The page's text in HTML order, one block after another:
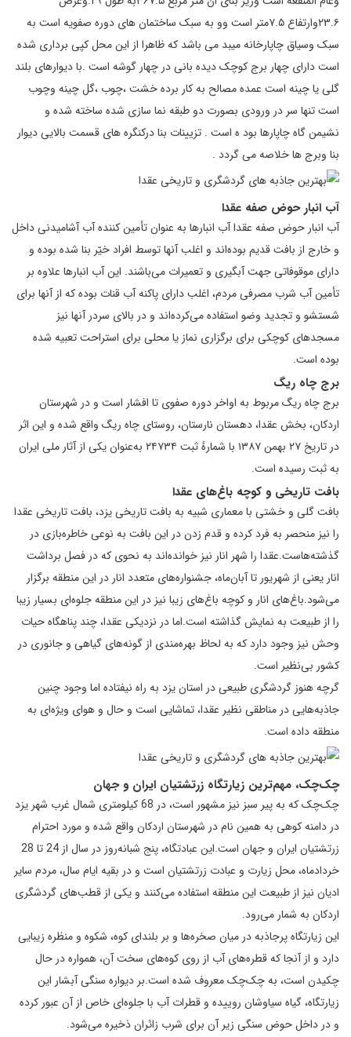
۲۳.۶وارتفاع ۷.۵متر است وو به سبک ساختمان های دوره صفویه است به
سبک وسیاق چاپارخانه میبد می باشد که ظاهرا از این محل کپی برداری شده
است دارای چهار برج کوچک دیده بانی در چهار گوشه است .با دیوارهای بلند
گلی یا چینه است عمده مصالح به کار برده خشت ،چوب ،گل چینه وچوب
است تنها سر در ورودی بصورت دو طبقه نما سازی شده ساخته شده و
نشیمن گاه چاپارها بود ه است . تزیینات بنا درکنگره های قسمت بالایی دیوار
بنا وبرج ها خلاصه می گردد .
آب انبار حوض صفه عقدا
آب انبار حوض صفه عقدا آب انبارها به عنوان تأمین کننده آب آشامیدنی داخل
و خارج از بافت قدیم بوده‌اند و اغلب آنها توسط افراد خیّر بنا شده بوده و
دارای موقوفاتی جهت آبگیری و تعمیرات می‌باشند. این آب انبارها علاوه بر
تأمین آب شرب مصرفی مردم، اغلب دارای پاکنه آب قنات بوده که از آنها برای
شستشو و تجدید وضو استفاده می‌کرده‌اند و در بالای سردر آنها نیز
مسجدهای کوچکی برای برگزاری نماز یا محلی برای استراحت تعبیه شده
بوده است.
برج چاه ریگ
برج چاه ریگ مربوط به اواخر دوره صفوی تا افشار است و در شهرستان
اردکان، بخش عقدا، دهستان نارستان، روستای چاه ریگ واقع شده و این اثر
در تاریخ ۲۷ بهمن ۱۳۸۷ با شمارهٔ ثبت ۲۴۷۳۴ به‌عنوان یکی از آثار ملی ایران
به ثبت رسیده است.
بافت تاریخی و کوچه باغ‌های عقدا
بافت گلی و خشتی با معماری شبیه به بافت تاریخی یزد، بافت تاریخی عقدا
را نیز منحصر به فرد کرده و قدم زدن در این بافت به نوعی خاطره‌بازی در
گذشته‌هاست.عقدا را شهر انار نیز خوانده‌اند به نحوی که در فصل برداشت
انار یعنی از شهریور تا آبان‌ماه، جشنواره‌های متعدد انار در این منطقه برگزار
می‌شود.باغ‌های انار و کوچه باغ‌های زیبا نیز در این منطقه جلوه‌ای بسیار زیبا
را از طبیعت به نمایش گذاشته است.اما در نزدیکی عقدا، چند پناهگاه حیات
وحش نیز وجود دارد که به لحاظ بهره‌مندی از گونه‌های گیاهی و جانوری در
کشور بی‌نظیر است.
گرچه هنوز گردشگری طبیعی در استان یزد به راه نیفتاده اما وجود چنین
جاذبه‌هایی در مناطقی نظیر عقدا، تماشایی است و حال و هوای ویژه‌ای به
منطقه داده است.
چک‌چک، مهم‌ترین زیارتگاه زرتشتیان ایران و جهان
چک‌چک که به پیر سبز نیز مشهور است، در 68 کیلومتری شمال غرب شهر یزد
در دامنه کوهی به همین نام در شهرستان اردکان واقع شده و مورد احترام
زرتشتیان ایران و جهان است.این عبادتگاه، پنج شبانه‌روز در سال از 24 تا 28
خردادماه، محل زیارت و عبادت زرتشتیان است و در بقیه ایام سال، مردم سایر
ادیان نیز از طبیعت این منطقه استفاده می‌کنند و یکی از قطب‌های گردشگری
اردکان به شمار می‌رود.
این زیارتگاه پرجاذبه در میان صخره‌ها و بر بلندای کوه، شکوه و منظره زیبایی
دارد و از آنجا که قطره‌های آب از روی کوه‌های سخت آن، همواره در حال
چکیدن است، به چک‌چک معروف شده است.بر دیواره سنگی آبشار این
زیارتگاه، گیاه سیاوشان روییده و قطرات آب با جلوه‌ای خاص از آن عبور کرده
و در داخل حوض سنگی زیر آن برای شرب زائران ذخیره می‌شود.